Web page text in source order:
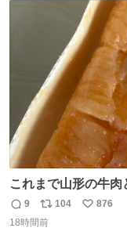
数
これまで山形の牛
ったのだが、それを遥か
＆空弁ランキングぶ
返
信
9
リ
ポ
104
い
876
18時間前